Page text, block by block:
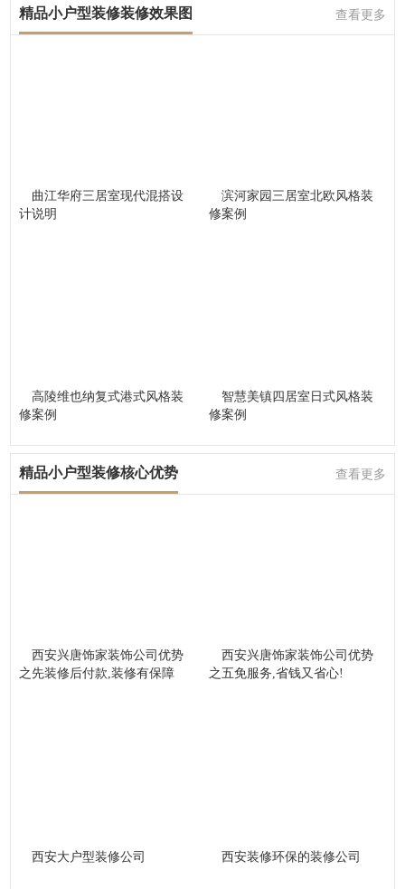
精品小户型装修装修效果图 查看更多
曲江华府三居室现代混搭设
计说明
滨河家园三居室北欧风格装
修案例
高陵维也纳复式港式风格装
修案例
智慧美镇四居室日式风格装
修案例
精品小户型装修核心优势 查看更多
西安兴唐饰家装饰公司优势
之先装修后付款,装修有保障
西安兴唐饰家装饰公司优势
之五免服务,省钱又省心!
西安大户型装修公司 西安装修环保的装修公司